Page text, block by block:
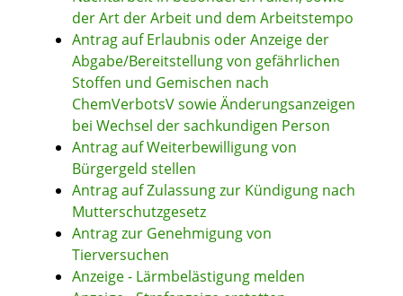
der Art der Arbeit und dem Arbeitstempo
Antrag auf Erlaubnis oder Anzeige der
Abgabe/Bereitstellung von gefährlichen
Stoffen und Gemischen nach
ChemVerbotsV sowie Änderungsanzeigen
bei Wechsel der sachkundigen Person
Antrag auf Weiterbewilligung von
Bürgergeld stellen
Antrag auf Zulassung zur Kündigung nach
Mutterschutzgesetz
Antrag zur Genehmigung von
Tierversuchen
Anzeige - Lärmbelästigung melden